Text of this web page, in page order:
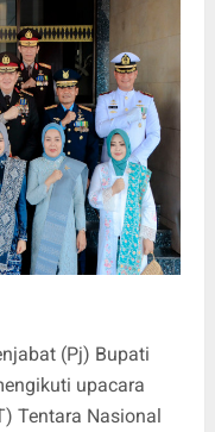
(Pj) Bupati
upacara
Tentara Nasional